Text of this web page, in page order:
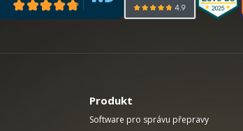
Produkt
Software pro správu přepravy